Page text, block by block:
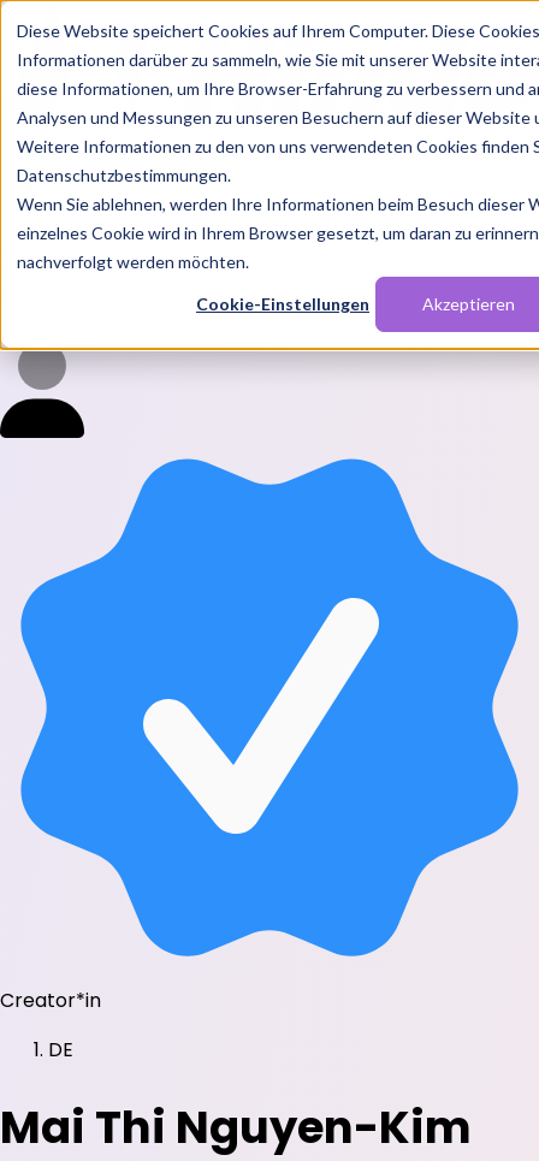
Diese Website speichert Cookies auf Ihrem Computer. Diese
Informationen darüber zu sammeln, wie Sie mit unserer Website
diese Informationen, um Ihre Browser-Erfahrung zu verbessern und
Analysen und Messungen zu unseren Besuchern auf dieser Website
Weitere Informationen zu den von uns verwendeten Cookies finden
Datenschutzbestimmungen.
Wenn Sie ablehnen, werden Ihre Informationen beim Besuch dieser
einzelnes Cookie wird in Ihrem Browser gesetzt, um daran zu
nachverfolgt werden möchten.
Cookie-Einstellungen Akzeptieren
Features
Solutions
BlogChartsRabatt CodesPakete
Creator*in
DE
Mai Thi Nguyen-Kim